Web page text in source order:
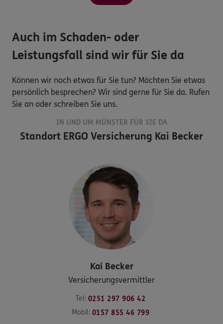
Auch im Schaden- oder
Leistungsfall sind wir für Sie da
Können wir noch etwas für Sie tun? Möchten Sie etwas
persönlich besprechen? Wir sind gerne für Sie da. Rufen
Sie an oder schreiben Sie uns.
IN UND UM MÜNSTER FÜR SIE DA
Standort ERGO Versicherung Kai Becker
Kai Becker
Versicherungsvermittler
Tel: 0251 297 906 42
Mobil: 0157 855 46 799